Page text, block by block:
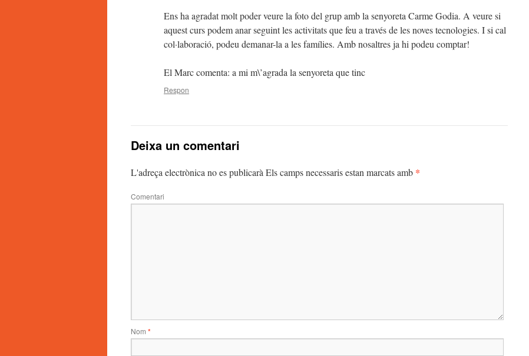
Ens ha agradat molt poder veure la foto del grup amb la senyoreta Carme Godia. A veure si
aquest curs podem anar seguint les activitats que feu a través de les noves tecnologies. I si cal
col·laboració, podeu demanar-la a les famílies. Amb nosaltres ja hi podeu comptar!
El Marc comenta: a mi m\’agrada la senyoreta que tinc
Respon
Deixa un comentari
L'adreça electrònica no es publicarà Els camps necessaris estan marcats amb *
Comentari
Nom *